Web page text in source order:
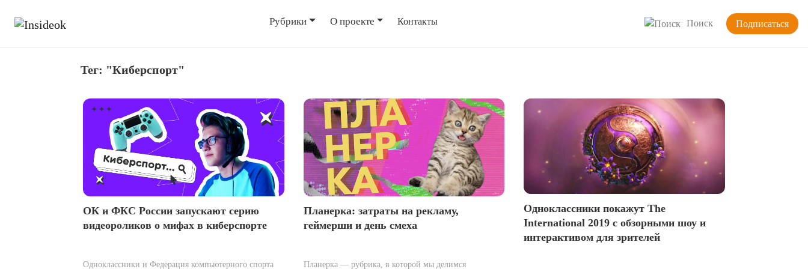
Рубрики О проекте Контакты Поиск Подписаться
Тег: "Киберспорт"
ОК и ФКС России запускают серию
видеороликов о мифах в киберспорте
Одноклассники и Федерация компьютерного спорта
Планерка: затраты на рекламу,
геймерши и день смеха
Планерка — рубрика, в которой мы делимся
Одноклассники покажут The
International 2019 с обзорными шоу и
интерактивом для зрителей